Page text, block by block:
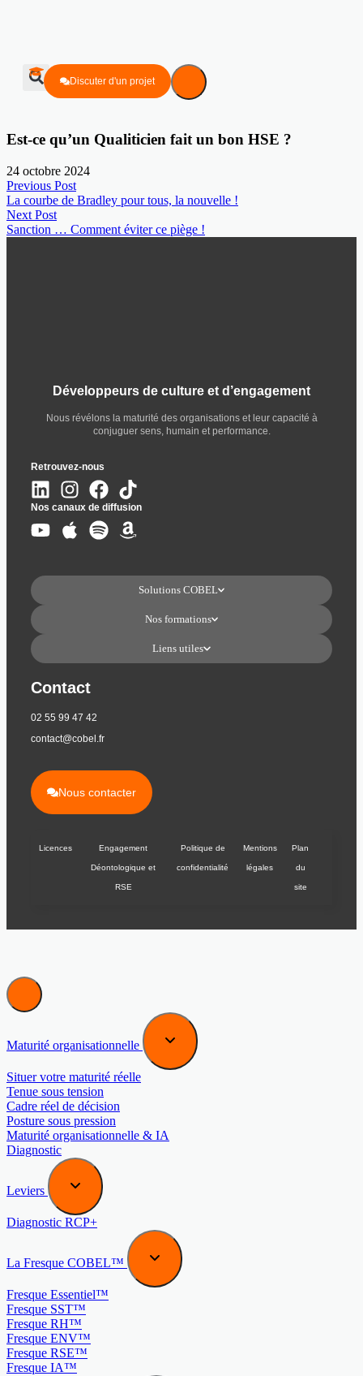
Discuter d'un projet
Est-ce qu’un Qualiticien fait un bon HSE ?
24 octobre 2024
Previous Post
La courbe de Bradley pour tous, la nouvelle !
Next Post
Sanction … Comment éviter ce piège !
Développeurs de culture et d’engagement
Nous révélons la maturité des organisations et leur capacité à
conjuguer sens, humain et performance.
Retrouvez-nous
Nos canaux de diffusion
Solutions COBEL
Nos formations
Liens utiles
Contact
02 55 99 47 42
contact@cobel.fr
Nous contacter
Licences Engagement
Déontologique et
RSE
Politique de
confidentialité
Mentions
légales
Plan
du
site
Maturité organisationnelle
Situer votre maturité réelle
Tenue sous tension
Cadre réel de décision
Posture sous pression
Maturité organisationnelle & IA
Diagnostic
Leviers
Diagnostic RCP+
La Fresque COBEL™
Fresque Essentiel™
Fresque SST™
Fresque RH™
Fresque ENV™
Fresque RSE™
Fresque IA™